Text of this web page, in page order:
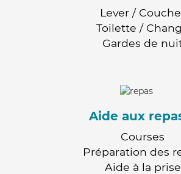
Lever /
Toilette /
Gardes de
Aide aux
Courses
Préparation des
Aide à la prise